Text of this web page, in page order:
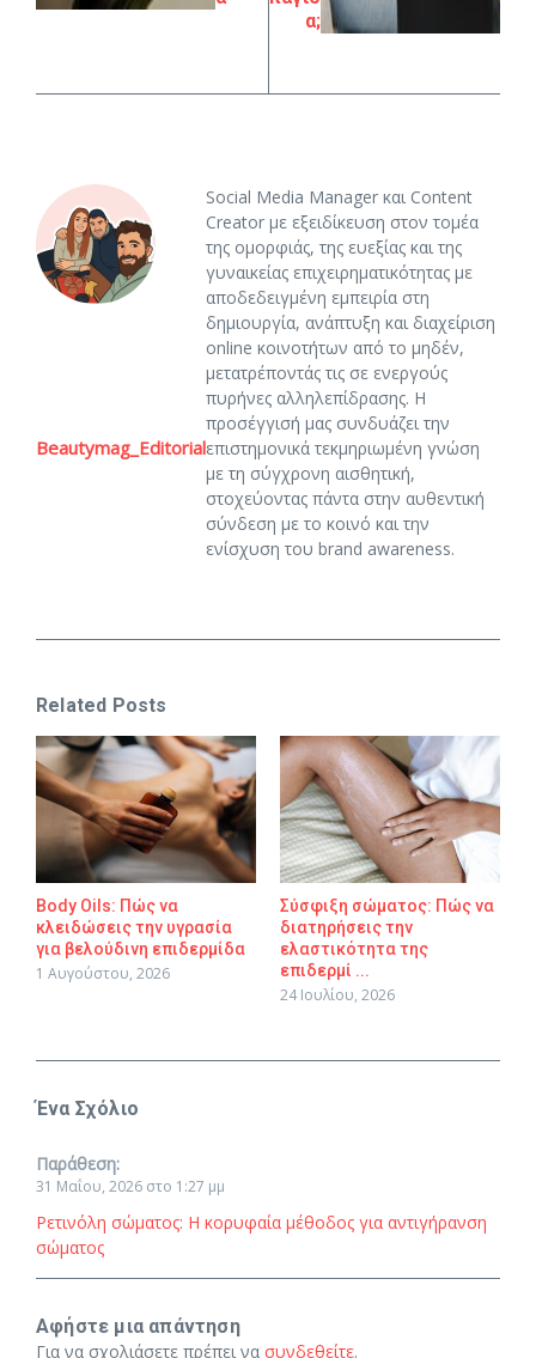
α;
Beautymag_Editorial
Social Media Manager και Content
Creator με εξειδίκευση στον τομέα
της ομορφιάς, της ευεξίας και της
γυναικείας επιχειρηματικότητας με
αποδεδειγμένη εμπειρία στη
δημιουργία, ανάπτυξη και διαχείριση
online κοινοτήτων από το μηδέν,
μετατρέποντάς τις σε ενεργούς
πυρήνες αλληλεπίδρασης. Η
προσέγγισή μας συνδυάζει την
επιστημονικά τεκμηριωμένη γνώση
με τη σύγχρονη αισθητική,
στοχεύοντας πάντα στην αυθεντική
σύνδεση με το κοινό και την
ενίσχυση του brand awareness.
Related Posts
Body Oils: Πώς να
κλειδώσεις την υγρασία
για βελούδινη επιδερμίδα
1 Αυγούστου, 2026
Σύσφιξη σώματος: Πώς να
διατηρήσεις την
ελαστικότητα της
επιδερμί ...
24 Ιουλίου, 2026
Ένα Σχόλιο
Παράθεση:
31 Μαΐου, 2026 στο 1:27 μμ
Ρετινόλη σώματος: Η κορυφαία μέθοδος για αντιγήρανση
σώματος
Αφήστε μια απάντηση
Για να σχολιάσετε πρέπει να συνδεθείτε.